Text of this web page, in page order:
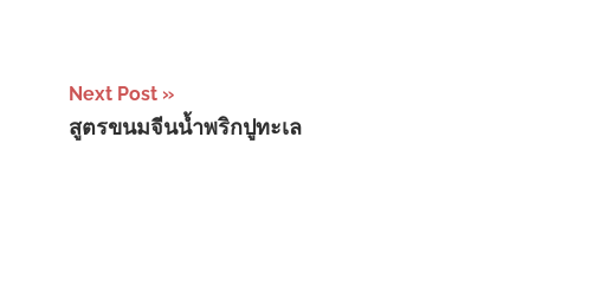
Next Post
สูตรขนมจีนน้ำพริกปูทะเล